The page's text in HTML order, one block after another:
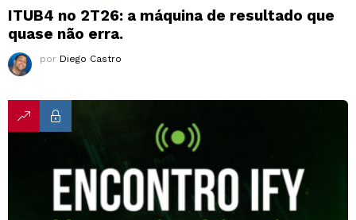
ITUB4 no 2T26: a máquina de resultado que
quase não erra.
por Diego Castro